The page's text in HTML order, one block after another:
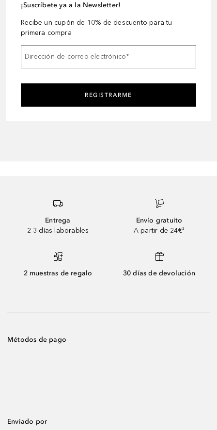
¡Suscríbete ya a la Newsletter!
Recibe un cupón de 10% de descuento para tu
primera compra
Dirección de correo electrónico*
REGISTRARME
Entrega
2-3 días laborables
Envío gratuito
A partir de 24€³
2 muestras de regalo 30 días de devolución
Métodos de pago
Enviado por